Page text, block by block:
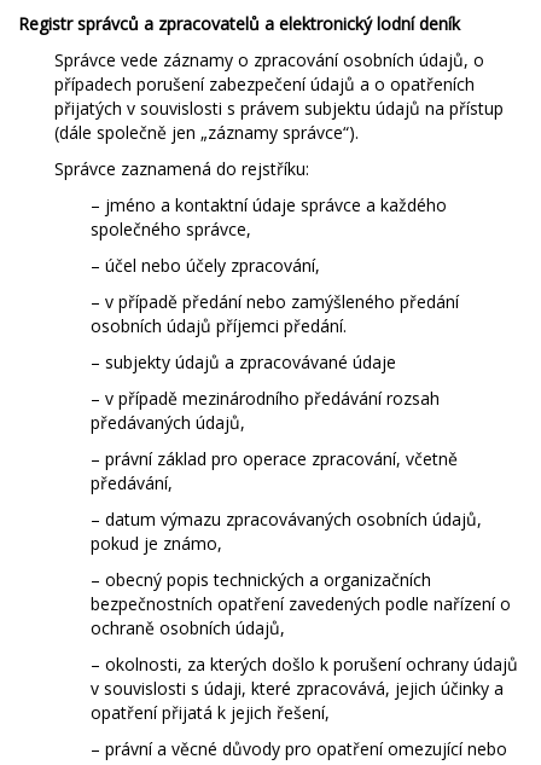
Registr správců a zpracovatelů a elektronický lodní deník
Správce vede záznamy o zpracování osobních údajů, o
případech porušení zabezpečení údajů a o opatřeních
přijatých v souvislosti s právem subjektu údajů na přístup
(dále společně jen „záznamy správce“).
Správce zaznamená do rejstříku:
– jméno a kontaktní údaje správce a každého
společného správce,
– účel nebo účely zpracování,
– v případě předání nebo zamýšleného předání
osobních údajů příjemci předání.
– subjekty údajů a zpracovávané údaje
– v případě mezinárodního předávání rozsah
předávaných údajů,
– právní základ pro operace zpracování, včetně
předávání,
– datum výmazu zpracovávaných osobních údajů,
pokud je známo,
– obecný popis technických a organizačních
bezpečnostních opatření zavedených podle nařízení o
ochraně osobních údajů,
– okolnosti, za kterých došlo k porušení ochrany údajů
v souvislosti s údaji, které zpracovává, jejich účinky a
opatření přijatá k jejich řešení,
– právní a věcné důvody pro opatření omezující nebo